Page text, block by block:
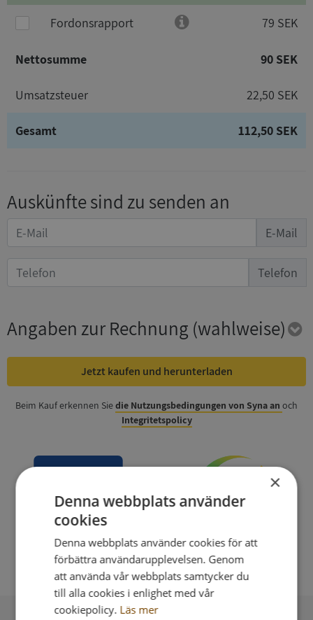
Fordonsrapport 79 SEK
Nettosumme 90 SEK
Umsatzsteuer 22,50 SEK
Gesamt 112,50 SEK
Auskünfte sind zu senden an
E-Mail
Telefon
Angaben zur Rechnung (wahlweise)
Jetzt kaufen und herunterladen
Beim Kauf erkennen Siedie Nutzungsbedingungen von Syna an och
Integritetspolicy
×
Denna webbplats använder
cookies
Denna webbplats använder cookies för att
förbättra användarupplevelsen. Genom
att använda vår webbplats samtycker du
till alla cookies i enlighet med vår
cookiepolicy. Läs mer